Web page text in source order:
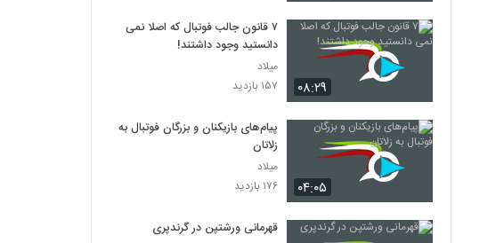
۰۸:۲۹
۷ قانون جالب فوتبال که اصلا نمی
دانستید وجود داشتند!
میلاد
۱۵۷ بازدید
۰۴:۰۵
پیام‌های بازیکنان و بزرگان فوتبال به
زلاتان
میلاد
۱۷۶ بازدید
قهرمانی ورشتپن در گرندپری